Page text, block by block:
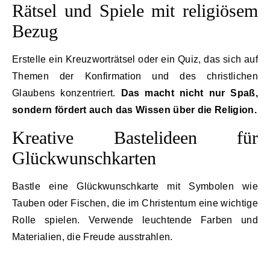
Rätsel und Spiele mit religiösem
Bezug
Erstelle ein Kreuzworträtsel oder ein Quiz, das sich auf
Themen der Konfirmation und des christlichen
Glaubens konzentriert.
Das macht nicht nur Spaß,
sondern fördert auch das Wissen über die Religion.
Kreative Bastelideen für
Glückwunschkarten
Bastle eine Glückwunschkarte mit Symbolen wie
Tauben oder Fischen, die im Christentum eine wichtige
Rolle spielen. Verwende leuchtende Farben und
Materialien, die Freude ausstrahlen.